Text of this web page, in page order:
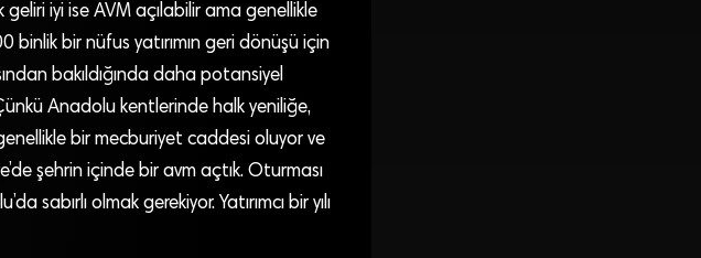
iyi ise AVM açılabilir ama genellikle
bir nüfus yatırımın geri dönüşü için
bakıldığında daha potansiyel
Anadolu kentlerinde halk yeniliğe,
bir mecburiyet caddesi oluyor ve
şehrin içinde bir avm açtık. Oturması
olmak gerekiyor. Yatırımcı bir yılı